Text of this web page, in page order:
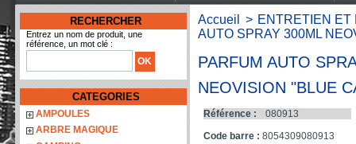
RECHERCHER
Entrez un nom de produit, une
référence, un mot clé :
CATEGORIES
AMPOULES
ARBRE MAGIQUE
Accueil > ENTRETIEN ET
AUTO SPRAY 300ML
PARFUM AUTO
NEOVISION "BLUE
Référence :
080913
Code barre : 8054309080913